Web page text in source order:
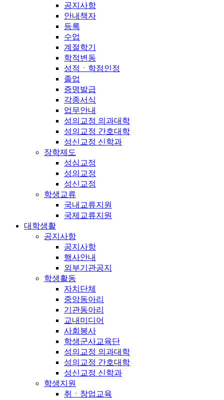
공지사항
안내책자
등록
수업
계절학기
학적변동
성적ㆍ학점인정
졸업
증명발급
각종서식
업무안내
성의교정 의과대학
성의교정 간호대학
성신교정 신학과
장학제도
성심교정
성의교정
성신교정
학생교류
국내교류지원
국제교류지원
대학생활
공지사항
공지사항
행사안내
외부기관공지
학생활동
자치단체
중앙동아리
기관동아리
교내미디어
사회봉사
학생군사교육단
성의교정 의과대학
성의교정 간호대학
성신교정 신학과
학생지원
취ㆍ창업교육